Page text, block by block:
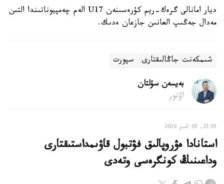
ديار امانالى گرەك-ريم كۇرەسىنەن U17 الەم چەمپيوناتىندا التىن
مەدال جەڭىپ العانىن جازعان ەدىك.
شىمكەنت جاڭالىقتارى سپورت
بەيسەن سۇلتان
اۆتور
22:05, 05 تامىز 2026
استانادا ەۋروپالىق فۋتبول قاۋىمداستىقتارى
وداعىنىڭ كونگرەسى وتەدى